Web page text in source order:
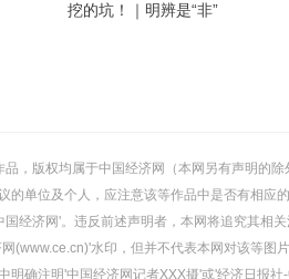
挖的坑！｜明辨是“非”
，版权均属于中国经济网（本网另有声明的
单位及个人，应注意该等作品中是否有相应
经济网'。违反前述声明者，本网将追究其相关
(www.ce.cn)'水印，但并不代表本网对该等图
确注明'中国经济网记者XXX摄'或'经济日报